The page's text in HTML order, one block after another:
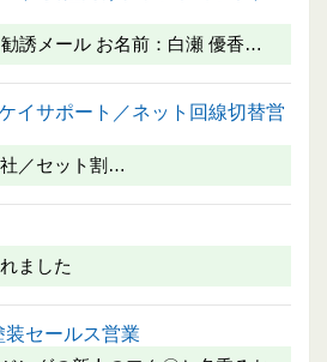
誘メール お名前：白瀬 優香…
イサポート／ネット回線切替営
／セット割…
ました
セールス営業